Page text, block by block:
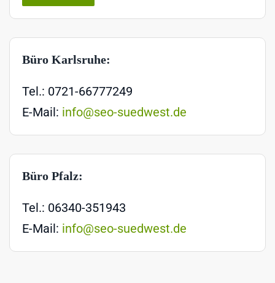
Büro Karlsruhe:
Tel.: 0721-66777249
E-Mail: info@seo-suedwest.de
Büro Pfalz:
Tel.: 06340-351943
E-Mail: info@seo-suedwest.de